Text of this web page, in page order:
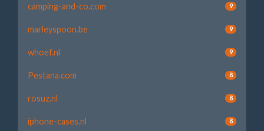
camping-and-co.com 9
marleyspoon.be 9
whoef.nl 9
Pestana.com 8
rosuz.nl 8
iphone-cases.nl 8